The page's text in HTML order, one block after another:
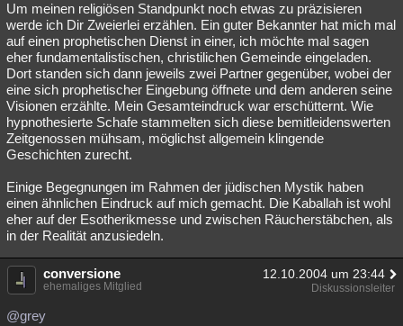
Um meinen religiösen Standpunkt noch etwas zu präzisieren
werde ich Dir Zweierlei erzählen. Ein guter Bekannter hat mich mal
auf einen prophetischen Dienst in einer, ich möchte mal sagen
eher fundamentalistischen, christilichen Gemeinde eingeladen.
Dort standen sich dann jeweils zwei Partner gegenüber, wobei der
eine sich prophetischer Eingebung öffnete und dem anderen seine
Visionen erzählte. Mein Gesamteindruck war erschütternt. Wie
hypnothesierte Schafe stammelten sich diese bemitleidenswerten
Zeitgenossen mühsam, möglichst allgemein klingende
Geschichten zurecht.
Einige Begegnungen im Rahmen der jüdischen Mystik haben
einen ähnlichen Eindruck auf mich gemacht. Die Kaballah ist wohl
eher auf der Esotherikmesse und zwischen Räucherstäbchen, als
in der Realität anzusiedeln.
conversione 12.10.2004 um 23:44
ehemaliges Mitglied Diskussionsleiter
@grey